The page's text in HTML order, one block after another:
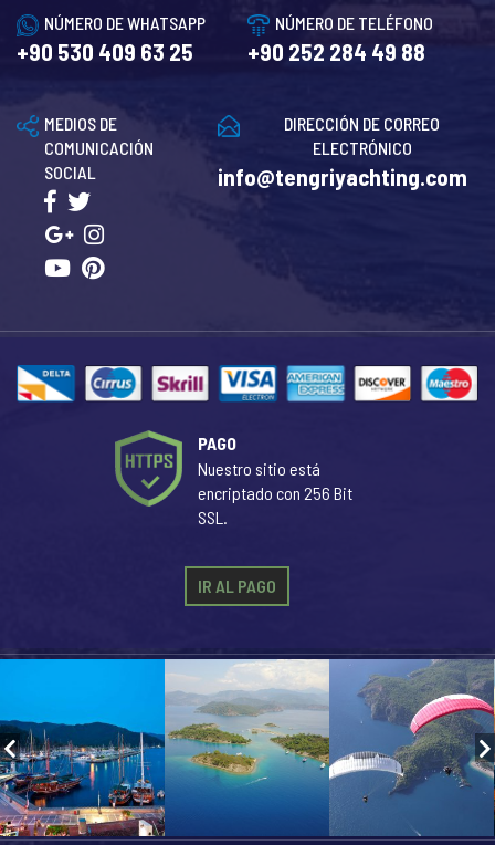
NÚMERO DE WHATSAPP
+90 530 409 63 25
NÚMERO DE TELÉFONO
+90 252 284 49 88
DIRECCIÓN DE CORREO
ELECTRÓNICO
info@tengriyachting.com
MEDIOS DE
COMUNICACIÓN
SOCIAL
PAGO
Nuestro sitio está
encriptado con 256 Bit
SSL.
IR AL PAGO